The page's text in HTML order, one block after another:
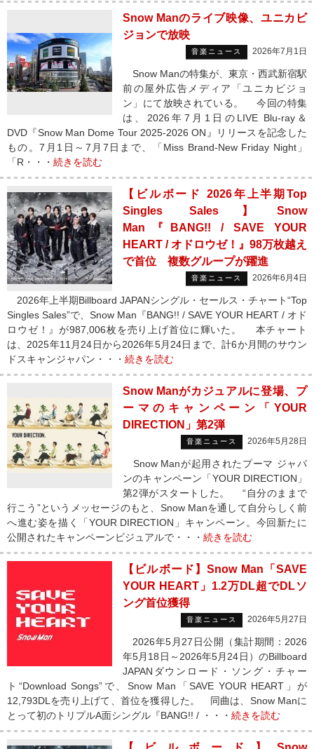
Snow Manのライブ映像、ユニカビ
ジョンで放映
音楽ニュース 2026年7月1日
Snow Manの特集が、東京・西武新宿駅
前の屋外広告メディア「ユニカビジョ
ン」にて放映されている。 今回の特集
は、2026年7月1日のLIVE Blu-ray＆
DVD『Snow Man Dome Tour 2025-2026 ON』リリースを記念した
もの。7月1日～7月7日まで、「Miss Brand-New Friday Night」
「R・・・ 続きを読む
【ビルボード 2026年上半期Top
Singles Sales】Snow
Man『BANG!! / SAVE YOUR
HEART / オドロウゼ！』98万枚越え
で首位 複数グループが躍進
音楽ニュース 2026年6月4日
2026年上半期Billboard JAPANシングル・セールス・チャート“Top
Singles Sales”で、Snow Man『BANG!! / SAVE YOUR HEART / オド
ロウゼ！』が987,006枚を売り上げ首位に輝いた。 本チャート
は、2025年11月24日から2026年5月24日まで、計6か月間のサウン
ドスキャンジャパン・・・ 続きを読む
Snow Manがカジュアルに登場、プ
ーマのキャンペーン「YOUR
DIRECTION」第2弾
音楽ニュース 2026年5月28日
Snow Manが起用されたプーマ ジャパ
ンのキャンペーン「YOUR DIRECTION」
第2弾がスタートした。 “自分のままで
行こう”というメッセージのもと、Snow Manを通して自分らしく前
へ進む姿を描く「YOUR DIRECTION」キャンペーン。今回新たに
公開されたキャンペーンビジュアルで・・・ 続きを読む
【ビルボード】Snow Man「SAVE
YOUR HEART」1.2万DL超でDLソ
ング首位獲得
音楽ニュース 2026年5月27日
2026年5月27日公開（集計期間：2026
年5月18日～2026年5月24日）のBillboard
JAPANダウンロード・ソング・チャー
ト“Download Songs”で、Snow Man「SAVE YOUR HEART」が
12,793DLを売り上げて、首位を獲得した。 同曲は、Snow Manに
とって初のトリプルA面シングル『BANG!! / ・・・ 続きを読む